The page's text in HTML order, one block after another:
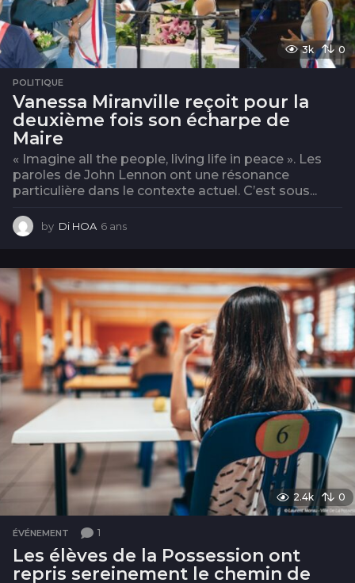
3k 0
POLITIQUE
Vanessa Miranville reçoit pour la
deuxième fois son écharpe de
Maire
« Imagine all the people, living life in peace ». Les
paroles de John Lennon ont une résonance
particulière dans le contexte actuel. C’est sous...
by Di HOA 6 ans
s
2.4k 0
ÉVÉNEMENT 1
Les élèves de la Possession ont
repris sereinement le chemin de